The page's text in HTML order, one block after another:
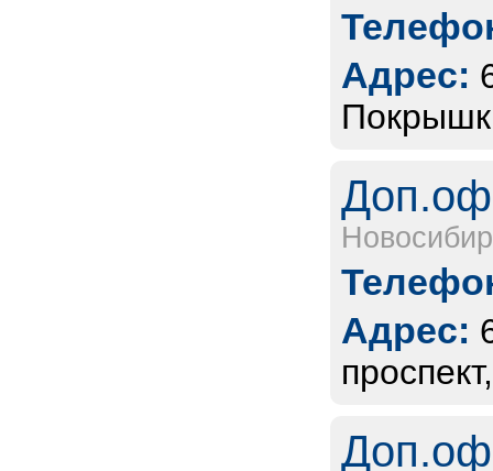
Адрес:
Адрес: